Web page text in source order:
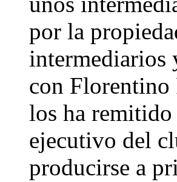
por la
intermediarios
con Florentino
los ha remitido
ejecutivo del
producirse a